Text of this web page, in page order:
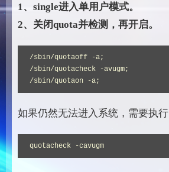
1、single进入单用户模式。
2、关闭quota并检测，再开启。
/sbin/quotaoff -a;
/sbin/quotacheck -avugm;
/sbin/quotaon -a;
如果仍然无法进入系统，需要执行
quotacheck -cavugm